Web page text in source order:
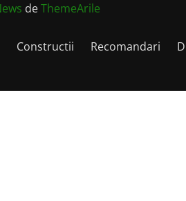
deThemeArile
Constructii Recomandari